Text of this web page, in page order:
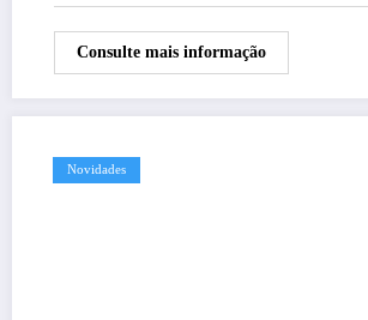
Consulte mais informação
Novidades